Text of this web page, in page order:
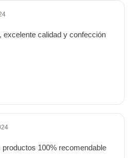
excelente calidad y confección
100% recomendable